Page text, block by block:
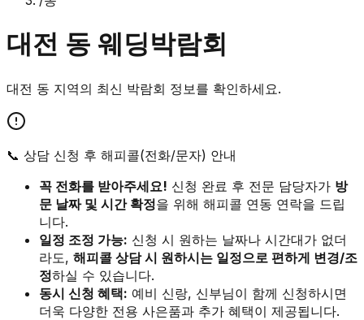
대전 동 웨딩박람회
대전 동 지역의 최신 박람회 정보를 확인하세요.
📞 상담 신청 후 해피콜(전화/문자) 안내
꼭 전화를 받아주세요! 신청 완료 후 전문 담당자가 방
문 날짜 및 시간 확정을 위해 해피콜 연동 연락을 드립
니다.
일정 조정 가능: 신청 시 원하는 날짜나 시간대가 없더
라도, 해피콜 상담 시 원하시는 일정으로 편하게 변경/조
정하실 수 있습니다.
동시 신청 혜택: 예비 신랑, 신부님이 함께 신청하시면
더욱 다양한 전용 사은품과 추가 혜택이 제공됩니다.